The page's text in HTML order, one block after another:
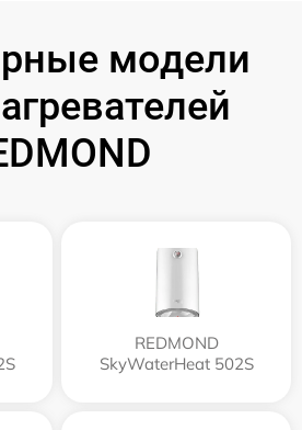
модели
REDMOND
SkyWaterHeat 502S